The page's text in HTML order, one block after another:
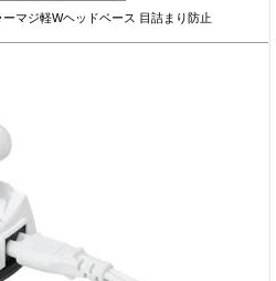
マジ軽Wヘッドベース 目詰まり防止